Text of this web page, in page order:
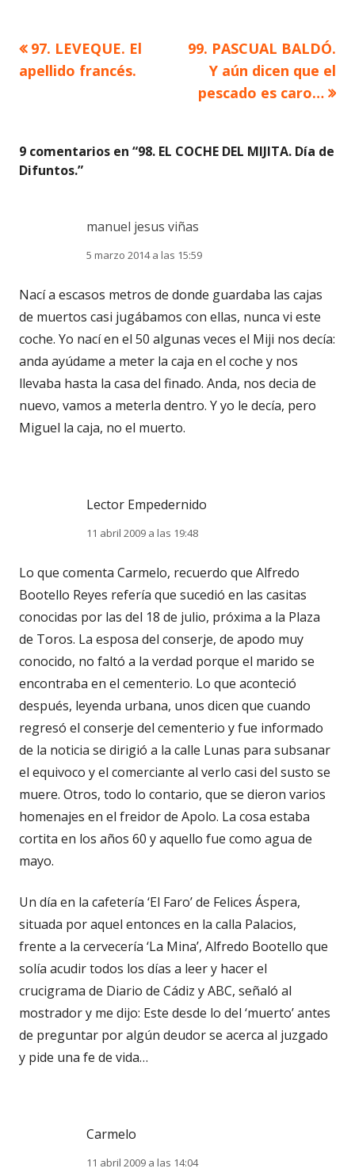
Navegación
de
Artículo
anterior
97. LEVEQUE. El
apellido francés.
Artículo
siguiente
99. PASCUAL BALDÓ.
Y aún dicen que el
pescado es caro…
9 comentarios en “98. EL COCHE DEL MIJITA. Día de
Difuntos.”
manuel jesus viñas
5 marzo 2014 a las 15:59
Nací a escasos metros de donde guardaba las cajas
de muertos casi jugábamos con ellas, nunca vi este
coche. Yo nací en el 50 algunas veces el Miji nos decía:
anda ayúdame a meter la caja en el coche y nos
llevaba hasta la casa del finado. Anda, nos decia de
nuevo, vamos a meterla dentro. Y yo le decía, pero
Miguel la caja, no el muerto.
Lector Empedernido
11 abril 2009 a las 19:48
Lo que comenta Carmelo, recuerdo que Alfredo
Bootello Reyes refería que sucedió en las casitas
conocidas por las del 18 de julio, próxima a la Plaza
de Toros. La esposa del conserje, de apodo muy
conocido, no faltó a la verdad porque el marido se
encontraba en el cementerio. Lo que aconteció
después, leyenda urbana, unos dicen que cuando
regresó el conserje del cementerio y fue informado
de la noticia se dirigió a la calle Lunas para subsanar
el equivoco y el comerciante al verlo casi del susto se
muere. Otros, todo lo contario, que se dieron varios
homenajes en el freidor de Apolo. La cosa estaba
cortita en los años 60 y aquello fue como agua de
mayo.
Un día en la cafetería ‘El Faro’ de Felices Áspera,
situada por aquel entonces en la calla Palacios,
frente a la cervecería ‘La Mina’, Alfredo Bootello que
solía acudir todos los días a leer y hacer el
crucigrama de Diario de Cádiz y ABC, señaló al
mostrador y me dijo: Este desde lo del ‘muerto’ antes
de preguntar por algún deudor se acerca al juzgado
y pide una fe de vida…
Carmelo
11 abril 2009 a las 14:04